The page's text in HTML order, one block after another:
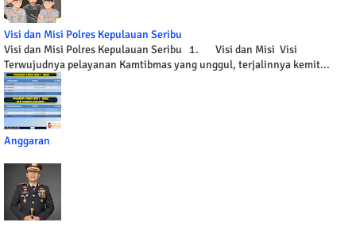
Visi dan Misi Polres Kepulauan Seribu
Visi dan Misi Polres Kepulauan Seribu 1. Visi dan Misi Visi
Terwujudnya pelayanan Kamtibmas yang unggul, terjalinnya kemit...
Anggaran